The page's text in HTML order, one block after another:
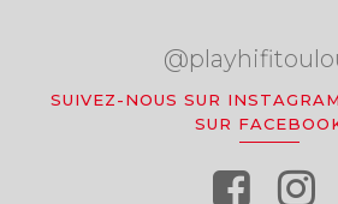
SUIVEZ-NOUS SUR INSTAGRAM
SUR